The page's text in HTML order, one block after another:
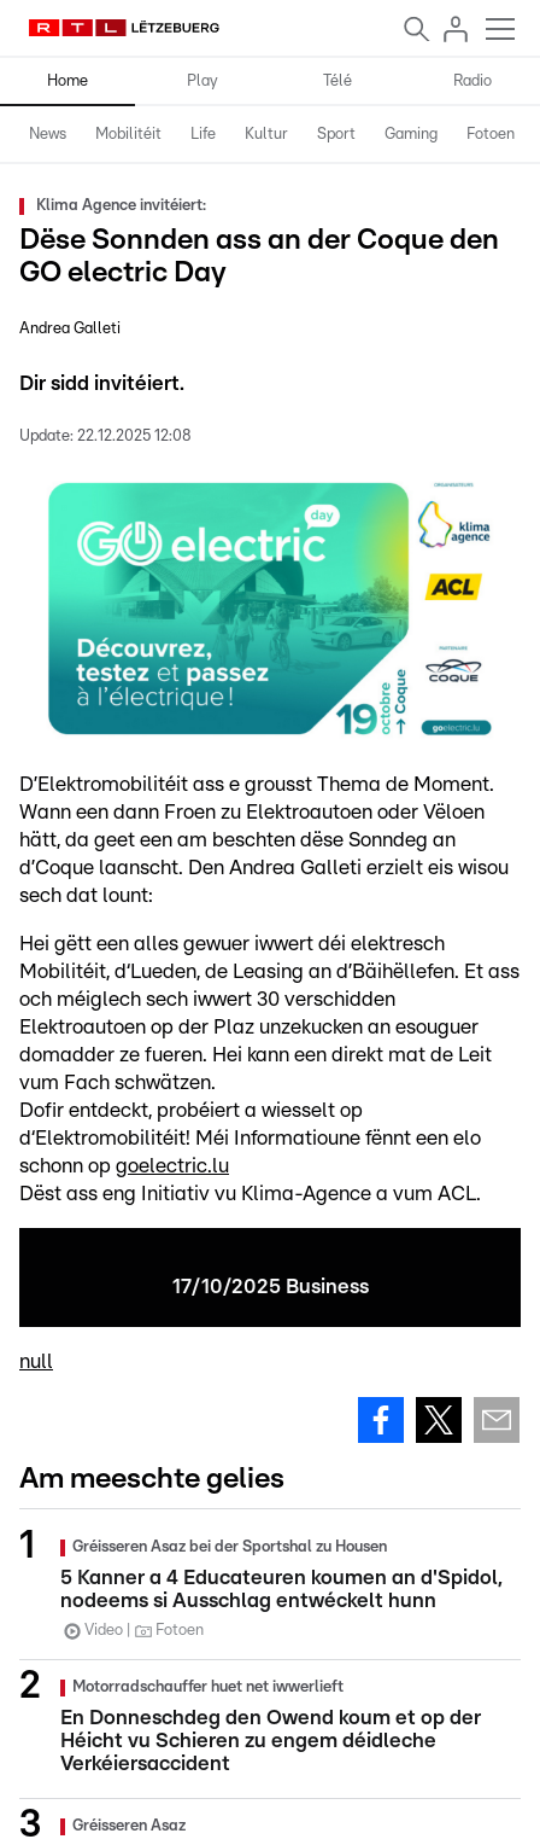
Home Play Télé Radio
News Mobilitéit Life Kultur Sport Gaming Fotoen
Klima Agence invitéiert:
Dëse Sonnden ass an der Coque den
GO electric Day
Andrea Galleti
Dir sidd invitéiert.
Update: 22.12.2025 12:08
D’Elektromobilitéit ass e grousst Thema de Moment.
Wann een dann Froen zu Elektroautoen oder Vëloen
hätt, da geet een am beschten dëse Sonndeg an
d’Coque laanscht. Den Andrea Galleti erzielt eis wisou
sech dat lount:
Hei gëtt een alles gewuer iwwert déi elektresch
Mobilitéit, d‘Lueden, de Leasing an d’Bäihëllefen. Et ass
och méiglech sech iwwert 30 verschidden
Elektroautoen op der Plaz unzekucken an esouguer
domadder ze fueren. Hei kann een direkt mat de Leit
vum Fach schwätzen.
Dofir entdeckt, probéiert a wiesselt op
d‘Elektromobilitéit! Méi Informatioune fënnt een elo
schonn op goelectric.lu
Dëst ass eng Initiativ vu Klima-Agence a vum ACL.
17/10/2025 Business
null
Am meeschte gelies
Gréisseren Asaz bei der Sportshal zu Housen
5 Kanner a 4 Educateuren koumen an d'Spidol,
nodeems si Ausschlag entwéckelt hunn
Video Fotoen
Motorradschauffer huet net iwwerlieft
En Donneschdeg den Owend koum et op der
Héicht vu Schieren zu engem déidleche
Verkéiersaccident
Gréisseren Asaz